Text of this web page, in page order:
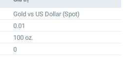
Gold vs US Dollar (Spot)
0.01
100 oz.
0